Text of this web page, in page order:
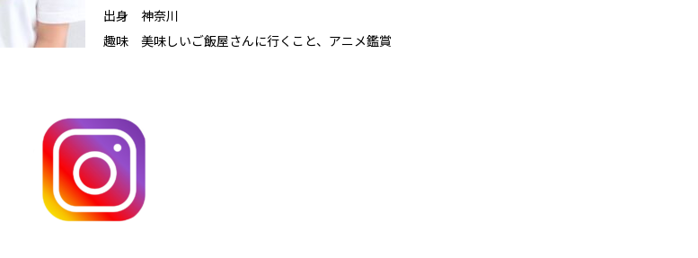
出身 神奈川
趣味 美味しいご飯屋さんに行くこと、アニメ鑑賞